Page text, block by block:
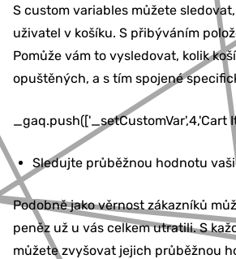
S custom variables můžete
uživatel v košíku. S přibýváním
Pomůže vám to vysledovat, kolik
opuštěných, a s tím spojené
_gaq.push(['_setCustomVar',4,'Cart
Sledujte průběžnou hodnotu
Podobně jako věrnost zákazníků
peněz už u vás celkem utratili. S
můžete zvyšovat jejich průběžnou